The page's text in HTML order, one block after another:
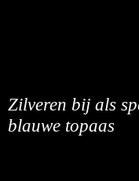
Zilveren bij als
blauwe topaas